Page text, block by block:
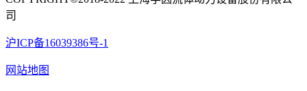
司
沪ICP备16039386号-1
网站地图